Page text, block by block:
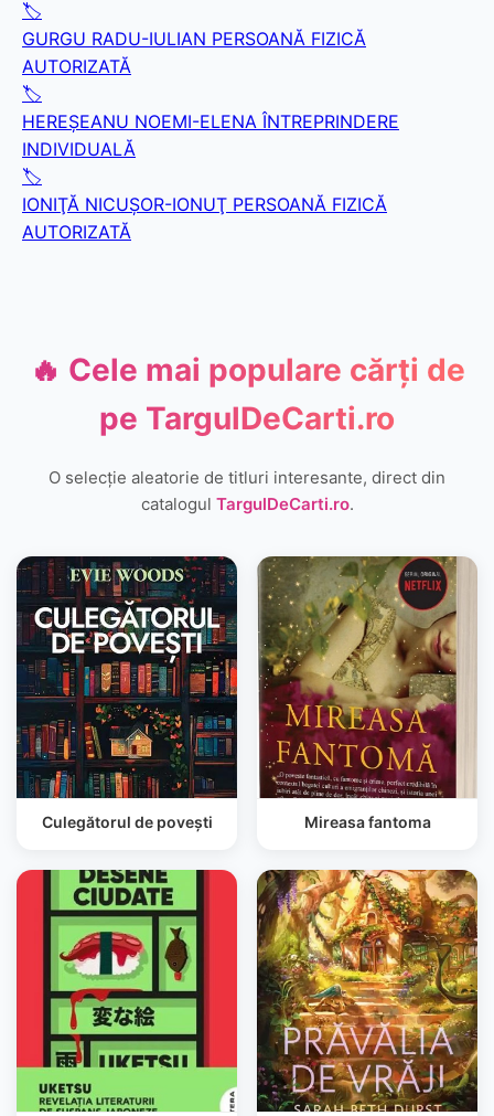
🏷️
GURGU RADU-IULIAN PERSOANĂ FIZICĂ
AUTORIZATĂ
🏷️
HEREŞEANU NOEMI-ELENA ÎNTREPRINDERE
INDIVIDUALĂ
🏷️
IONIŢĂ NICUŞOR-IONUŢ PERSOANĂ FIZICĂ
AUTORIZATĂ
🔥 Cele mai populare cărți de
pe TargulDeCarti.ro
O selecție aleatorie de titluri interesante, direct din
catalogul TargulDeCarti.ro.
Culegătorul de povești Mireasa fantoma